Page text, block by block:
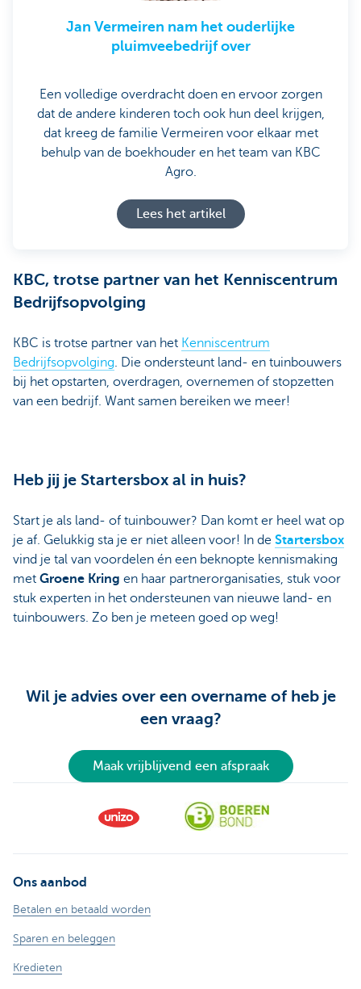
Jan Vermeiren nam het ouderlijke
pluimveebedrijf over
Een volledige overdracht doen en ervoor zorgen
dat de andere kinderen toch ook hun deel krijgen,
dat kreeg de familie Vermeiren voor elkaar met
behulp van de boekhouder en het team van KBC
Agro.
Lees het artikel
KBC, trotse partner van het Kenniscentrum
Bedrijfsopvolging
KBC is trotse partner van het Kenniscentrum
Bedrijfsopvolging. Die ondersteunt land- en tuinbouwers
bij het opstarten, overdragen, overnemen of stopzetten
van een bedrijf. Want samen bereiken we meer!
Heb jij je Startersbox al in huis?
Start je als land- of tuinbouwer? Dan komt er heel wat op
je af. Gelukkig sta je er niet alleen voor! In de Startersbox
vind je tal van voordelen én een beknopte kennismaking
met Groene Kring en haar partnerorganisaties, stuk voor
stuk experten in het ondersteunen van nieuwe land- en
tuinbouwers. Zo ben je meteen goed op weg!
Wil je advies over een overname of heb je
een vraag?
Maak vrijblijvend een afspraak
Ons aanbod
Betalen en betaald worden
Sparen en beleggen
Kredieten